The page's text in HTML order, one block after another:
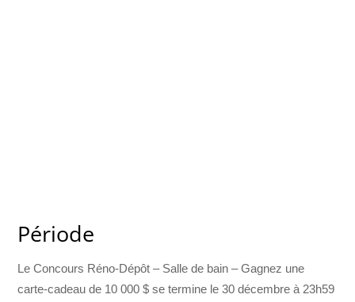
Période
Le Concours Réno-Dépôt – Salle de bain – Gagnez une
carte-cadeau de 10 000 $ se termine le 30 décembre à 23h59